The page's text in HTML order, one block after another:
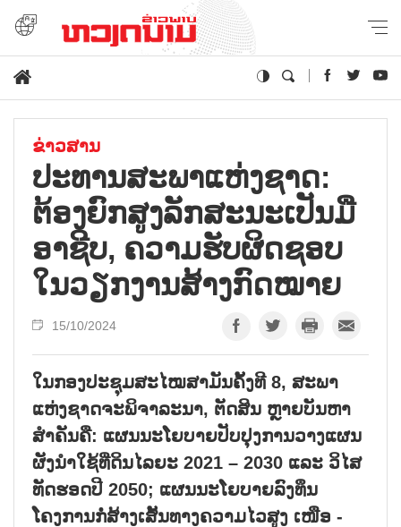
ຂ່າວສານ
ປະ​ທານ​ສະ​ພາ​ແຫ່ງ​ຊາດ:
ຕ້ອງ​ຍົກ​ສູງ​ລັກ​ສະ​ນະ​ເປັນ​ມື​
ອາ​ຊີບ, ຄວາມ​ຮັບ​ຜິດ​ຊອບ​
ໃນ​ວຽກ​ງານ​ສ້າງ​ກົດ​ໝາຍ
15/10/2024
ໃນກອງປະຊຸມສະໄໝສາມັນຄັ້ງທີ 8, ສະພາ
ແຫ່ງຊາດຈະພິຈາລະນາ, ຕັດສິນ ຫຼາຍບັນຫາ
ສຳຄັນຄື: ແຜນນະໂຍບາຍປັບປຸງການວາງແຜນ
ຜັງນຳໃຊ້ທີ່ດິນໄລຍະ 2021 – 2030 ແລະ ວິໄສ
ທັດຮອດປີ 2050; ແຜນນະໂຍບາຍລົງທຶນ
ໂຄງການກໍ່ສ້າງເສັ້ນທາງຄວາມໄວສູງ ເໜືອ -